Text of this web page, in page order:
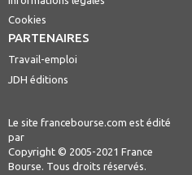
Cookies
PARTENAIRES
Travail-emploi
JDH éditions
Le site francebourse.com est édité
par
Copyright © 2005-2021 France
Bourse. Tous droits réservés.